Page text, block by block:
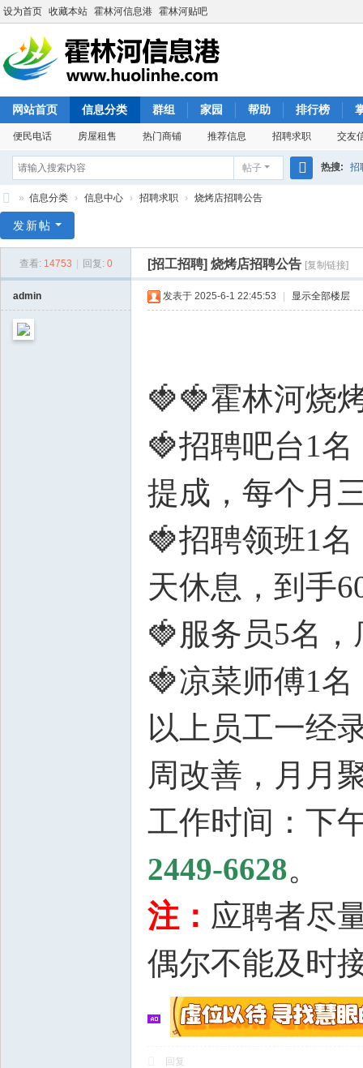
设为首页 收藏本站 霍林河信息港 霍林河贴吧
网站首页 信息分类 群组 家园 帮助 排行榜
便民电话 房屋租售 热门商铺 推荐信息 招聘求职 交友
帖子 热搜: 招
林
» 信息分类 › 信息中心 › 招聘求职 › 烧烤店招聘公告
发新帖
查看: 14753 回复: 0 [招工招聘] 烧烤店招聘公告 [复制链接]
admin 发表于 2025-6-1 22:45:53 显示全部楼层
🍓🍓霍林河烧
🍓招聘吧台1
提成，每个月
🍓招聘领班1名
天休息，到手
🍓服务员5名，
🍓凉菜师傅1
以上员工一经
周改善，月月
工作时间：下
2449-6628。
注： 应聘者尽
偶尔不能及时
回复